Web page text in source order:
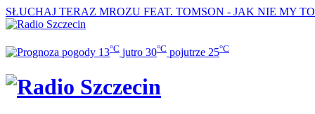
SŁUCHAJ TERAZ MROZU FEAT. TOMSON - JAK NIE MY
13°C jutro 30°C pojutrze 25°C